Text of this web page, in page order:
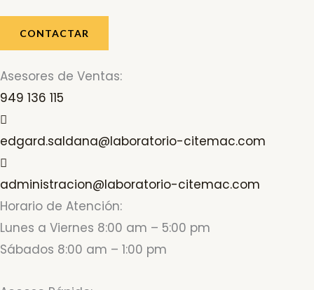
CONTACTAR
Asesores de Ventas:
949 136 115
edgard.saldana@laboratorio-citemac.com
administracion@laboratorio-citemac.com
Horario de Atención:
Lunes a Viernes 8:00 am – 5:00 pm
Sábados 8:00 am – 1:00 pm